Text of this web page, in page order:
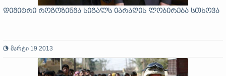
დიმიტრი როგოზინმა სიგალს იარაღის ლობირება სთხოვა
მარტი 19 2013